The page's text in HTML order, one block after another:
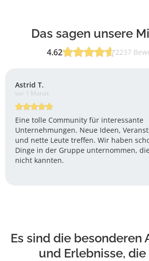
Das sagen unsere
4.62 2237
Astrid T.
vor 1 Monat
Eine tolle Community für interessante
Unternehmungen. Neue Ideen,
und nette Leute treffen. Wir haben
Dinge in der Gruppe unternommen,
nicht kannten.
Es sind die besonderen
und Erlebnisse,